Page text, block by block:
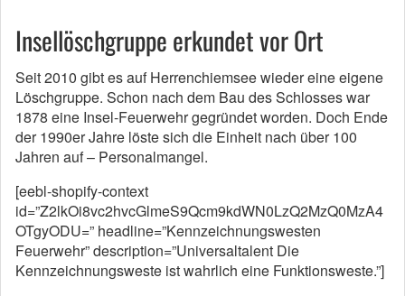
Insellöschgruppe erkundet vor Ort
Seit 2010 gibt es auf Herrenchiemsee wieder eine eigene
Löschgruppe. Schon nach dem Bau des Schlosses war
1878 eine Insel-Feuerwehr gegründet worden. Doch Ende
der 1990er Jahre löste sich die Einheit nach über 100
Jahren auf – Personalmangel.
[eebl-shopify-context
id=”Z2lkOi8vc2hvcGlmeS9Qcm9kdWN0LzQ2MzQ0MzA4
OTgyODU=” headline=”Kennzeichnungswesten
Feuerwehr” description=”Universaltalent Die
Kennzeichnungsweste ist wahrlich eine Funktionsweste.”]